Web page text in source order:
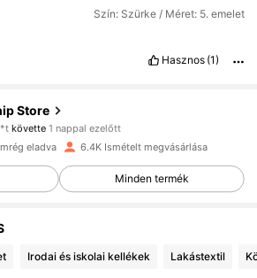
Szín: Szürke / Méret: 5. emelet
Hasznos (1)
Store
követte1 nappal ezelőtt
böngészik
1.7K Követők
1.7K Követők
eladva 6.4K Ismételt megvásárlása
Minden termék
Irodai és iskolai kellékek Lakástextil